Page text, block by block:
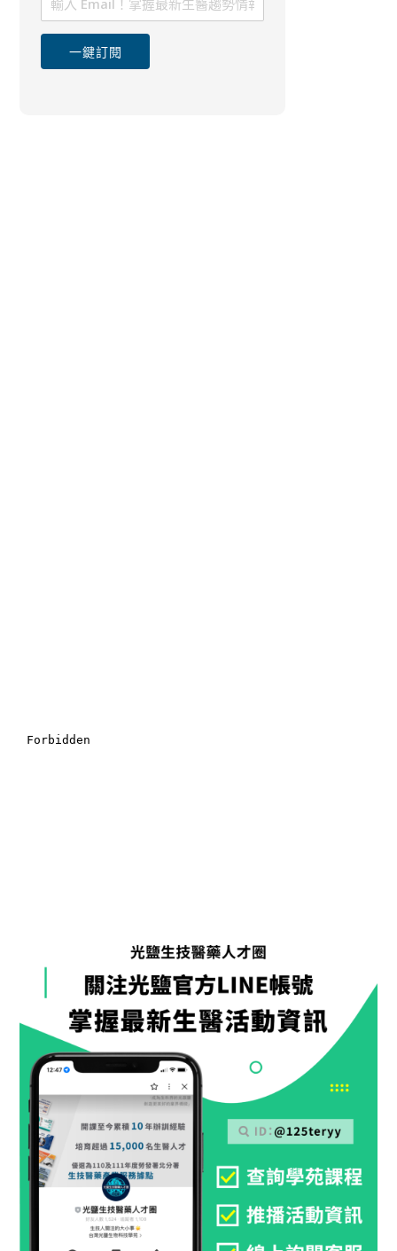
一鍵訂閱